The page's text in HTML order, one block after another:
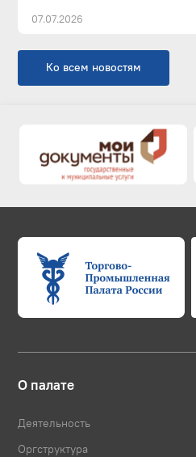
07.07.2026
Ко всем новостям
О палате
Деятельность
Оргструктура